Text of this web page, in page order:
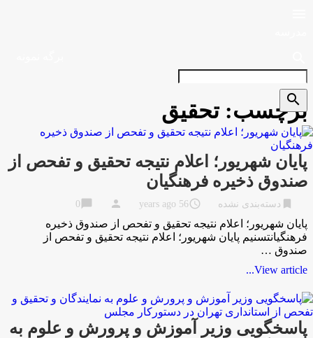
برچسب: تحقیق
پایان شهریور؛ اعلام نتیجه تحقیق و تفحص از
صندوق ذخیره فرهنگیان
دسته‌بندی نشده access_time
56 years ago
person
chat_bubble
پایان شهریور؛ اعلام نتیجه تحقیق و تفحص از صندوق ذخیره
فرهنگیانتسنیم پایان شهریور؛ اعلام نتیجه تحقیق و تفحص از
صندوق …
View article...
پاسخگویی وزیر آموزش و پرورش و علوم به
search